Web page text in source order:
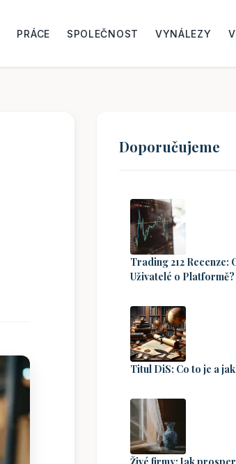
PRÁCE SPOLEČNOST VYNÁLEZY
Doporučujeme
Trading 212 Recenze:
Uživatelé o Platformě?
Titul DiS: Co to je a